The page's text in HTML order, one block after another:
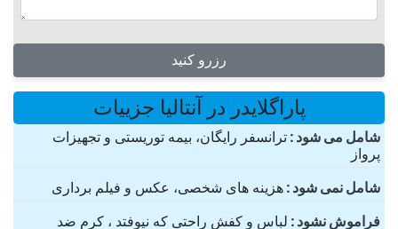
رزرو کنید
پاراگلایدر در آنتالیا جزییات
شامل می شود ترانسفر رایگان، بیمه توریستی و تجهیزات
پرواز
شامل نمی شود هزینه های شخصی، عکس و فیلم برداری
فراموش نشود لباس و کفش راحتی که نیوفتد ، کرم ضد